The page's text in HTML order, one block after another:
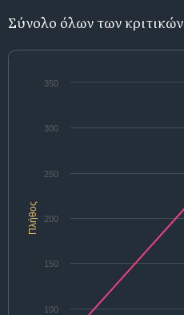
Σύνολο όλων των κριτικών
Πλήθος
100
150
200
250
300
350